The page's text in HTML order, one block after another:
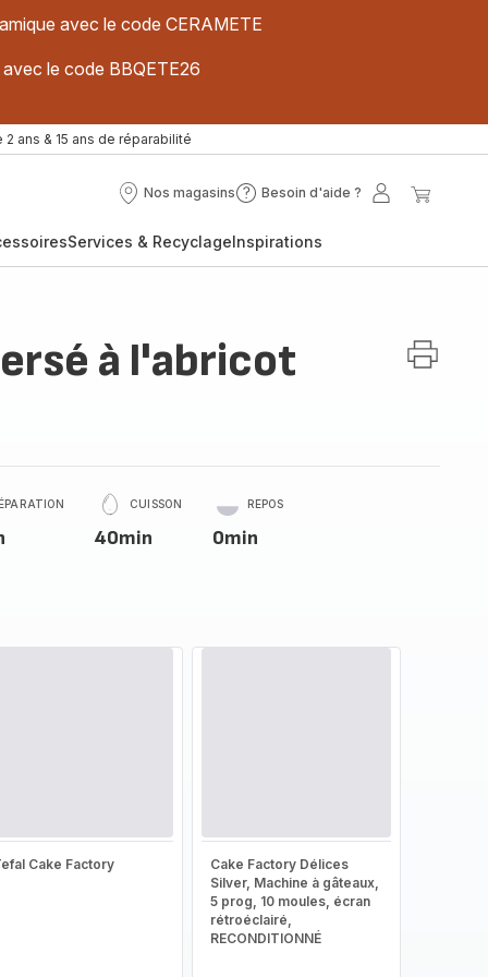
avec le code CERAMETE
le code BBQETE26
2 ans & 15 ans de réparabilité
Nos magasins
Nos
Besoin d'aide ?
Besoin
?
Mon
Services & RecyclageInspirations
à l'abricot
CUISSON
40min
REPOS
0min
Cake Factory
Cake Factory Délices
Silver, Machine à gâteaux,
5 prog, 10 moules, écran
rétroéclairé,
RECONDITIONNÉ